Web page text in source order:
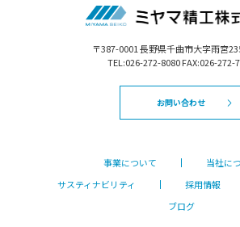
〒387-0001 長野県千曲市大字雨宮
TEL:026-272-8080 FAX:026-272-
お問い合わせ
事業について
当社に
サスティナビリティ
採用情報
ブログ